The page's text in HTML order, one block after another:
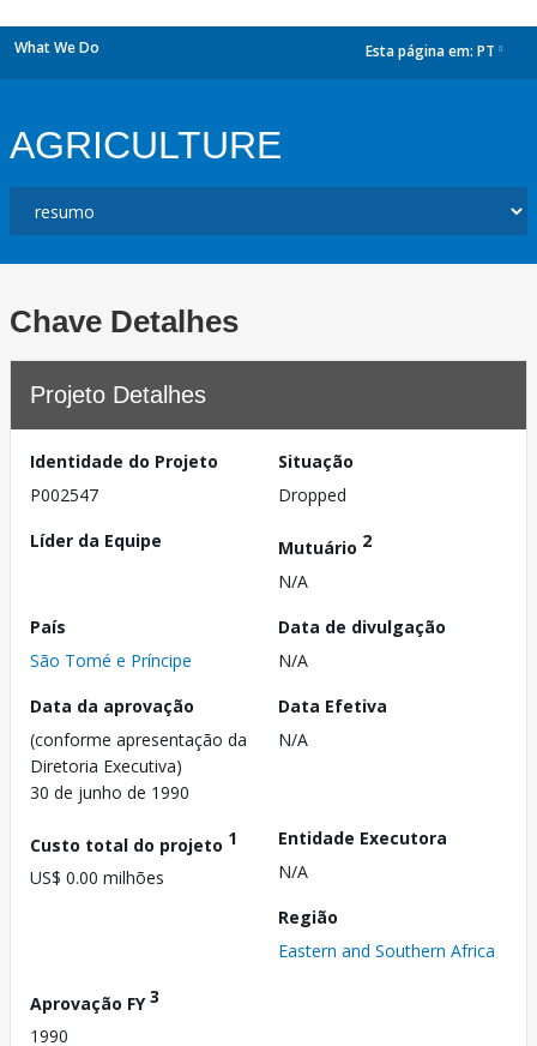
What We Do Esta página em: PT
AGRICULTURE
Chave Detalhes
Projeto Detalhes
Identidade do Projeto
P002547
Situação
Dropped
Líder da Equipe
Mutuário 2
N/A
País
São Tomé e Príncipe
Data de divulgação
N/A
Data da aprovação
(conforme apresentação da
Diretoria Executiva)
30 de junho de 1990
Data Efetiva
N/A
Custo total do projeto 1
US$ 0.00 milhões
Entidade Executora
N/A
Região
Eastern and Southern Africa
Aprovação FY3
1990